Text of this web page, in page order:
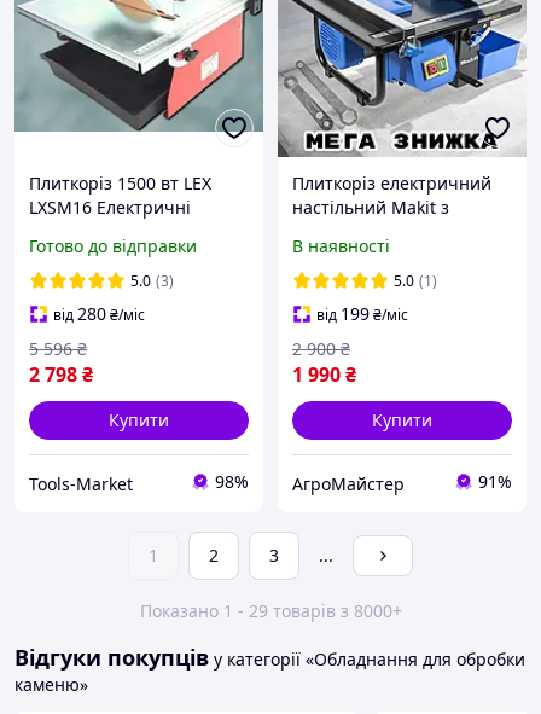
Плиткоріз 1500 вт LEX
LXSM16 Електричні
охолодженням
Настільний плиткоріз
Плиткоріз leх
Готово до відправки
5.0 (3)
від280₴/міс
2 798₴
5 596 ₴
Купити
Tools-Market 98%
Плиткоріз електричний
настільний Makit з
плиткоріз Макіта для
різання плитки 2000 Вт
В наявності
5.0 (1)
від 199₴/міс
1 990₴
2 900 ₴
Купити
АгроМайстер 91%
1 2 3 ...
Показано 1 - 29 товарів з 8000+
Відгуки покупців у категорії «Обладнання для обробки
каменю»